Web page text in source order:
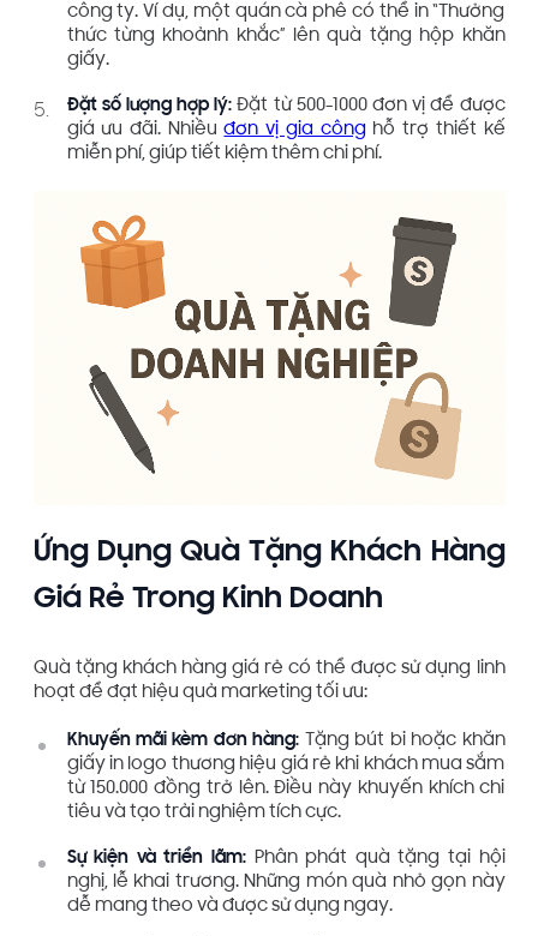
công ty. Ví dụ, một quán cà phê có thể in “Thưởng
thức từng khoảnh khắc” lên quà tặng hộp khăn
giấy.
Đặt số lượng hợp lý: Đặt từ 500-1000 đơn vị để được
giá ưu đãi. Nhiềuđơn vị gia công hỗ trợ thiết kế
miễn phí, giúp tiết kiệm thêm chi phí.
Ứng Dụng Quà Tặng Khách Hàng
Giá Rẻ Trong Kinh Doanh
Quà tặng khách hàng giá rẻ có thể được sử dụng linh
hoạt để đạt hiệu quả marketing tối ưu:
Khuyến mãi kèm đơn hàng: Tặng bút bi hoặc khăn
giấy in logo thương hiệu giá rẻ khi khách mua sắm
từ 150.000 đồng trở lên. Điều này khuyến khích chi
tiêu và tạo trải nghiệm tích cực.
Sự kiện và triển lãm:Phân phát quà tặng tại hội
nghị, lễ khai trương. Những món quà nhỏ gọn này
dễ mang theo và được sử dụng ngay.